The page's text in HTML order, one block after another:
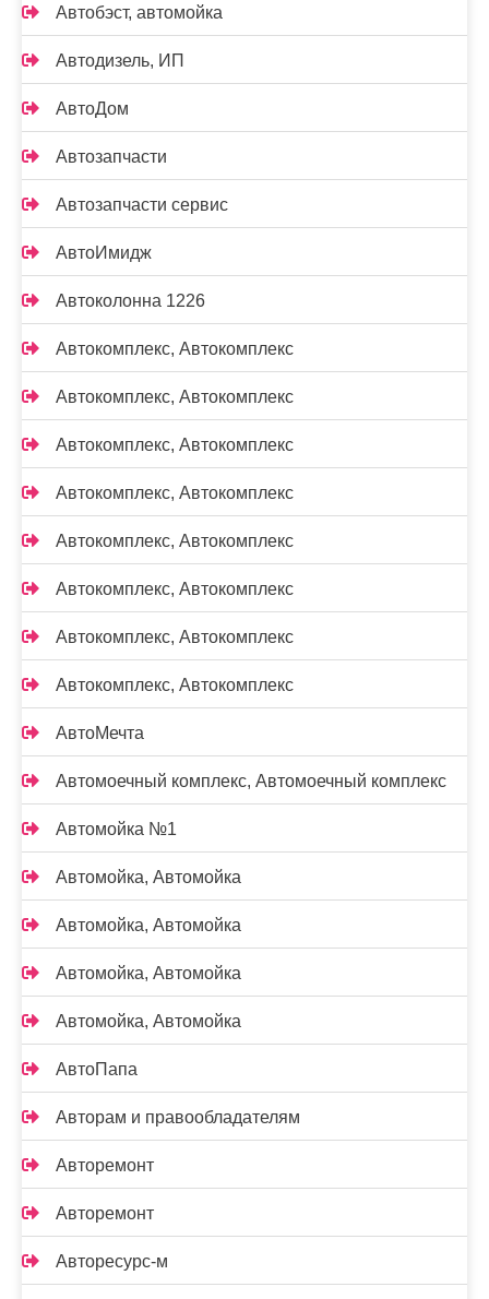
Автобэст, автомойка
Автодизель, ИП
АвтоДом
Автозапчасти
Автозапчасти сервис
АвтоИмидж
Автоколонна 1226
Автокомплекс, Автокомплекс
Автокомплекс, Автокомплекс
Автокомплекс, Автокомплекс
Автокомплекс, Автокомплекс
Автокомплекс, Автокомплекс
Автокомплекс, Автокомплекс
Автокомплекс, Автокомплекс
Автокомплекс, Автокомплекс
АвтоМечта
Автомоечный комплекс, Автомоечный комплекс
Автомойка №1
Автомойка, Автомойка
Автомойка, Автомойка
Автомойка, Автомойка
Автомойка, Автомойка
АвтоПапа
Авторам и правообладателям
Авторемонт
Авторемонт
Авторесурс-м